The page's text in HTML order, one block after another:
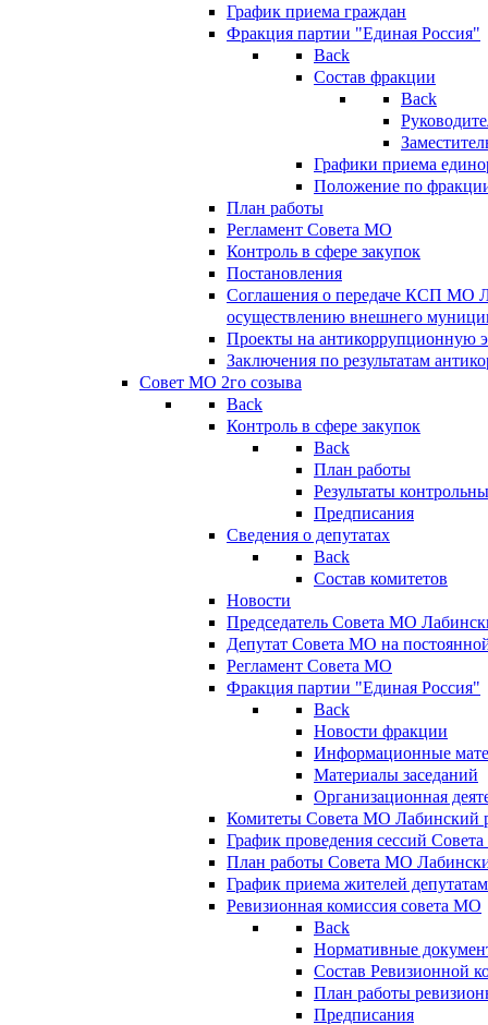
График приема граждан
Фракция партии "Единая Россия"
Back
Состав фракции
Back
Графики приема
Положение по
План работы
Регламент Совета МО
Контроль в сфере закупок
Постановления
Соглашения о передаче КСП МО
осуществлению внешнего
Проекты на антикоррупционную
Заключения по результатам
Совет МО 2го созыва
Back
Контроль в сфере закупок
Back
План работы
Результаты
Предписания
Сведения о депутатах
Back
Состав комитетов
Новости
Председатель Совета МО
Депутат Совета МО на
Регламент Совета МО
Фракция партии "Единая Россия"
Back
Новости фракции
Информационные
Материалы заседаний
Организационная
Комитеты Совета МО Лабинский
График проведения сессий
План работы Совета МО
График приема жителей
Ревизионная комиссия совета МО
Back
Нормативные
Состав Ревизионной
План работы
Предписания